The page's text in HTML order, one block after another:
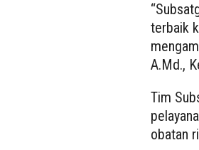
terbaik
A.Md.,
Tim
obatan